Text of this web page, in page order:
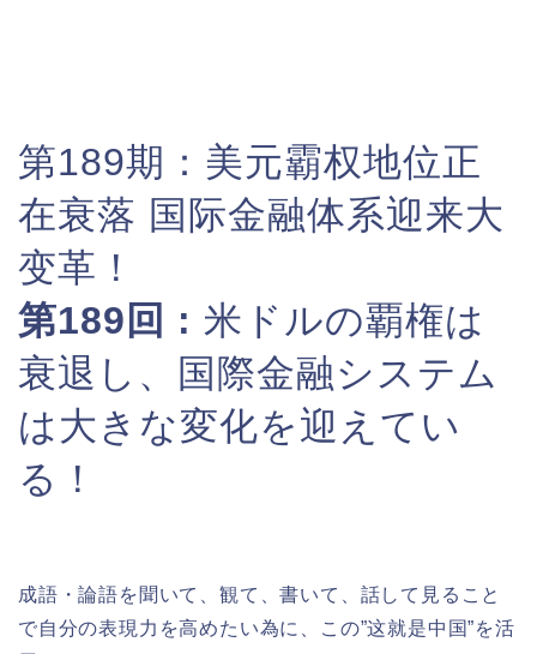
第189期： 美元霸权地位正
在衰落 国际金融体系迎来大
变革！
第189回 : 米ドルの覇権は
衰退し、国際金融システム
は大きな変化を迎えてい
る！
成語・論語を聞いて、観て、書いて、話して見ること
で自分の表現力を高めたい為に、この”这就是中国”を活